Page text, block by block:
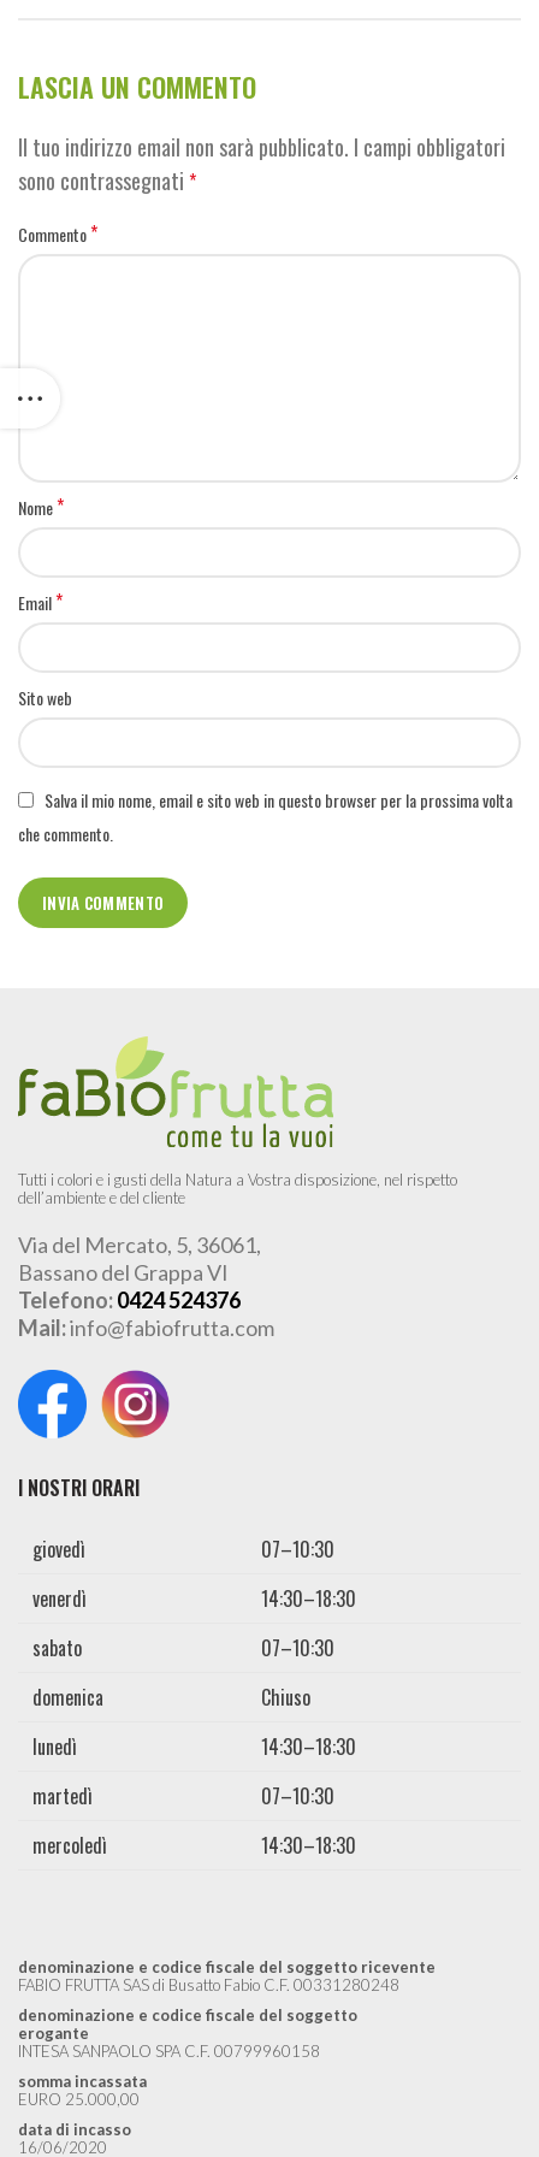
LASCIA UN COMMENTO
Il tuo indirizzo email non sarà pubblicato. I campi obbligatori
sono contrassegnati *
Commento*
Nome*
Email*
Sito web
Salva il mio nome, email e sito web in questo browser per la prossima volta
che commento.
Tutti i colori e i gusti della Natura a Vostra disposizione, nel rispetto
dell’ambiente e del cliente
Via del Mercato, 5, 36061,
Bassano del Grappa VI
Telefono:0424 524376
Mail:info@fabiofrutta.com
I NOSTRI ORARI
giovedì
07–10:30
venerdì
14:30–18:30
sabato
07–10:30
domenica
Chiuso
lunedì
14:30–18:30
martedì
07–10:30
mercoledì
14:30–18:30
denominazione e codice fiscale del soggetto ricevente
FABIO FRUTTA SAS di Busatto Fabio C.F. 00331280248
denominazione e codice fiscale del soggetto
erogante
INTESA SANPAOLO SPA C.F. 00799960158
somma incassata
EURO 25.000,00
data di incasso
16/06/2020